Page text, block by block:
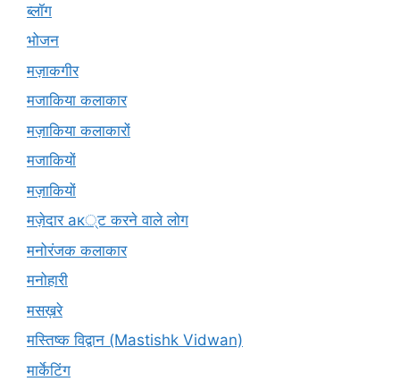
ब्लॉग
भोजन
मज़ाकगीर
मजाकिया कलाकार
मज़ाकिया कलाकारों
मजाकियों
मज़ाकियों
मज़ेदार ак्ट करने वाले लोग
मनोरंजक कलाकार
मनोहारी
मसख़रे
मस्तिष्क विद्वान (Mastishk Vidwan)
मार्केटिंग